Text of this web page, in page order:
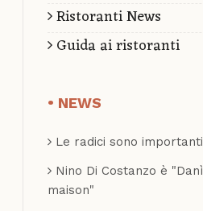
Ristoranti News
Guida ai ristoranti
NEWS
Le radici sono importanti
Nino Di Costanzo è "Danì
maison"